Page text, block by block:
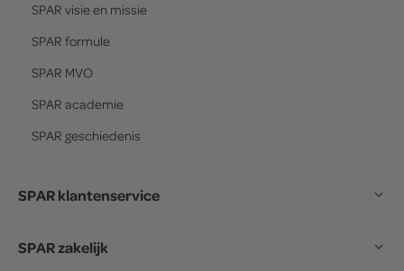
SPAR visie en missie
SPAR formule
SPAR MVO
SPAR academie
SPAR geschiedenis
SPAR klantenservice
SPAR zakelijk